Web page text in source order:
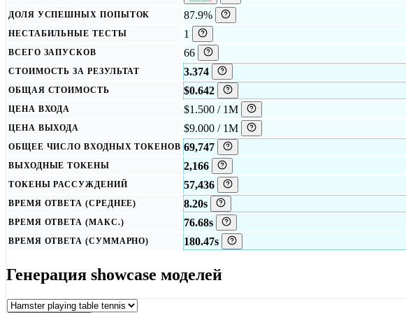
ДОЛЯ УСПЕШНЫХ ПОПЫТОК 87.9%
НЕСТАБИЛЬНЫЕ ТЕСТЫ 1
ВСЕГО ЗАПУСКОВ 66
СТОИМОСТЬ ЗА РЕЗУЛЬТАТ 3.374
ОБЩАЯ СТОИМОСТЬ $0.642
ЦЕНА ВХОДА $1.500 / 1M
ЦЕНА ВЫХОДА $9.000 / 1M
ОБЩЕЕ ЧИСЛО ВХОДНЫХ ТОКЕНОВ 69,747
ВЫХОДНЫЕ ТОКЕНЫ 2,166
ТОКЕНЫ РАССУЖДЕНИЙ 57,436
ВРЕМЯ ОТВЕТА (СРЕДНЕЕ) 8.20s
ВРЕМЯ ОТВЕТА (МАКС.) 76.68s
ВРЕМЯ ОТВЕТА (СУММАРНО) 180.47s
Генерация showcase моделей